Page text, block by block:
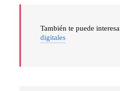
También te puede
digitales